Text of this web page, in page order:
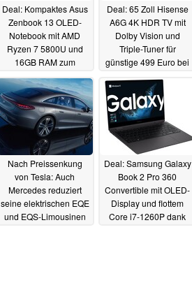
Deal: Kompaktes Asus
Zenbook 13 OLED-
Notebook mit AMD
Ryzen 7 5800U und
16GB RAM zum
Markt20.11.2022
Deal: 65 Zoll Hisense
A6G 4K HDR TV mit
Dolby Vision und
Triple-Tuner für
günstige 499 Euro bei
Nach Preissenkung
von Tesla: Auch
Mercedes reduziert
seine elektrischen EQE
und EQS-Limousinen
Deal: Samsung Galaxy
Book 2 Pro 360
Convertible mit OLED-
Display und flottem
Core i7-1260P dank